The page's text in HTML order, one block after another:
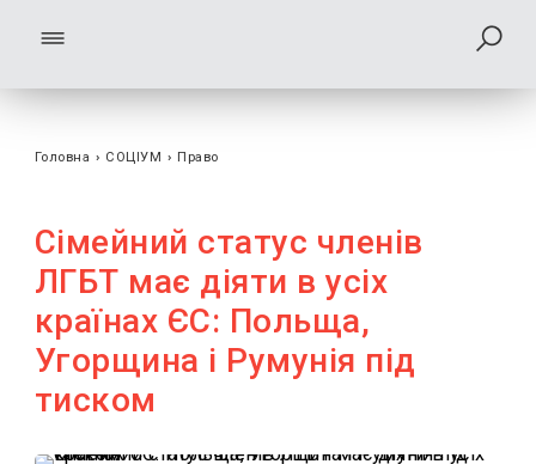
Головна › СОЦІУМ › Право
Сімейний статус членів
ЛГБТ має діяти в усіх
країнах ЄС: Польща,
Угорщина і Румунія під
тиском